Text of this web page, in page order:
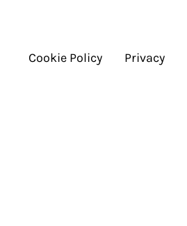
Cookie Policy Privacy